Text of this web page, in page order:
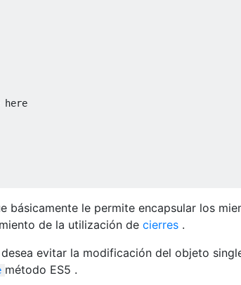
básicamente le permite encapsular los
de la utilización de cierres .
evitar la modificación del objeto
método ES5 .